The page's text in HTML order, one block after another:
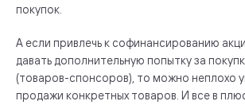
покупок.
А если привлечь к софинансированию
давать дополнительную попытку за
(товаров-спонсоров), то можно неплохо
продажи конкретных товаров. И все в